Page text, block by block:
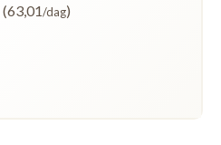
(63,01/dag)